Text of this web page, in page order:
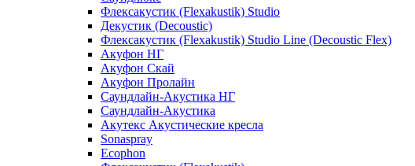
Флексакустик (Flexakustik) Studio
Декустик (Decoustic)
Флексакустик (Flexakustik) Studio Line (Decoustic Flex)
Акуфон НГ
Акуфон Скай
Акуфон Пролайн
Саундлайн-Акустика НГ
Саундлайн-Акустика
Акутекс Акустические кресла
Sonaspray
Ecophon